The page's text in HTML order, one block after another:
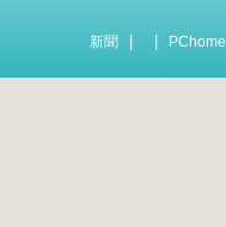
新聞 PChome